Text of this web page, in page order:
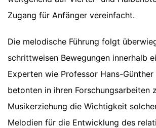
Zugang für Anfänger vereinfacht.
Die melodische Führung folgt
schrittweisen Bewegungen innerhalb
Experten wie Professor Hans-Günther
betonten in ihren Forschungsarbeiten
Musikerziehung die Wichtigkeit
Melodien für die Entwicklung des